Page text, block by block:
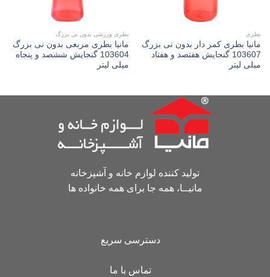
بطری
مانیا بطری کمر دار بدون نی بزرگ
103607 گنجایش هفتصد و هفتاد
میلی لیتر
بطری ورزشی بدون نی بزرگ
مانیا بطری مربعی بدون نی بزرگ
103604 گنجایش ششصد و پنجاه
میلی لیتر
تولید کننده لوازم خانه و آشپزخانه
مانیــا، همه جا برای همه خانواده ها
دسترسی سریع
تماس با ما